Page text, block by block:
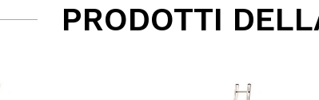
prodotti trattate?
PRODOTTI